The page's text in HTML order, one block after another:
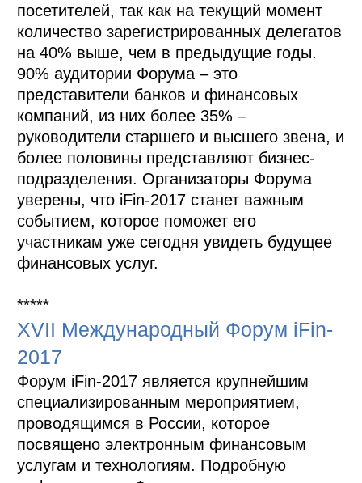
посетителей, так как на текущий момент
количество зарегистрированных делегатов
на 40% выше, чем в предыдущие годы.
90% аудитории Форума – это
представители банков и финансовых
компаний, из них более 35% –
руководители старшего и высшего звена, и
более половины представляют бизнес-
подразделения. Организаторы Форума
уверены, что iFin-2017 станет важным
событием, которое поможет его
участникам уже сегодня увидеть будущее
финансовых услуг.
*****
XVII Международный Форум iFin-
2017
Форум iFin-2017 является крупнейшим
специализированным мероприятием,
проводящимся в России, которое
посвящено электронным финансовым
услугам и технологиям. Подробную